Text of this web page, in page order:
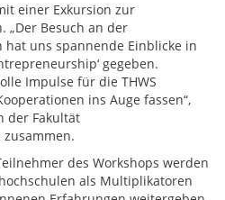
einer Exkursion zur
„Der Besuch an der
uns spannende Einblicke in
gegeben.
Impulse für die THWS
ins Auge fassen“,
der Fakultät
des Workshops werden
als Multiplikatoren